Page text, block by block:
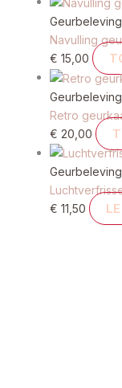
Geurbeleving
Navulling
€ 15,00
Geurbeleving
Retro
€ 20,00
Geurbeleving
€ 11,50